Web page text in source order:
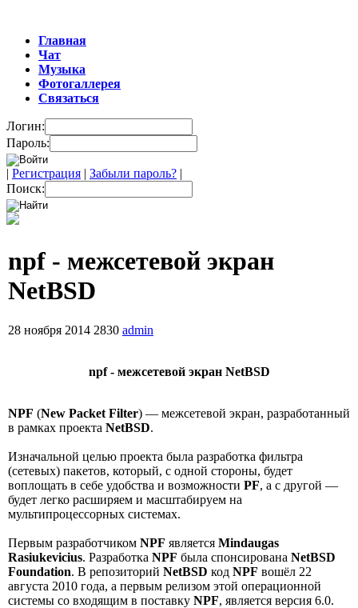
Главная
Чат
Музыка
Фотогаллерея
Связаться
Логин:
Пароль:
| Регистрация | Забыли пароль? |
Поиск:
npf - межсетевой экран
NetBSD
28 ноября 2014 2830 admin
npf - межсетевой экран NetBSD
NPF (New Packet Filter) — межсетевой экран, разработанный
в рамках проекта NetBSD.
Изначальной целью проекта была разработка фильтра
(сетевых) пакетов, который, с одной стороны, будет
воплощать в себе удобства и возможности PF, а с другой —
будет легко расширяем и масштабируем на
мультипроцессорных системах.
Первым разработчиком NPF является Mindaugas
Rasiukevicius. Разработка NPF была спонсирована NetBSD
Foundation. В репозиторий NetBSD код NPF вошёл 22
августа 2010 года, а первым релизом этой операционной
системы со входящим в поставку NPF, является версия 6.0.